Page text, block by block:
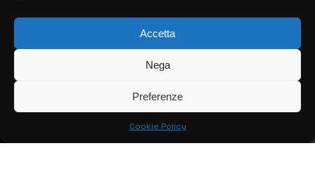
Accetta
Nega
Preferenze
Cookie Policy